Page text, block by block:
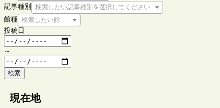
記事種別
検索したい記事種別を選択してください
館種 検索したい館種を選択してください
投稿日
～
検索
現在地